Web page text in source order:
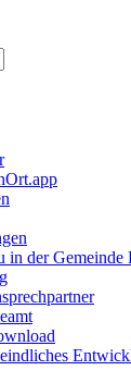
in der Gemeinde